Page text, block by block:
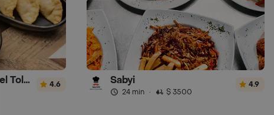
Lechona y Tamales el Tolimense 4.6 Sabyi
24 min · $ 3500
4.9